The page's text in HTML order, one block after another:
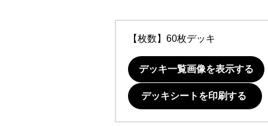
【枚数】60枚デッキ
デッキ一覧画像を表示する
デッキシートを印刷する